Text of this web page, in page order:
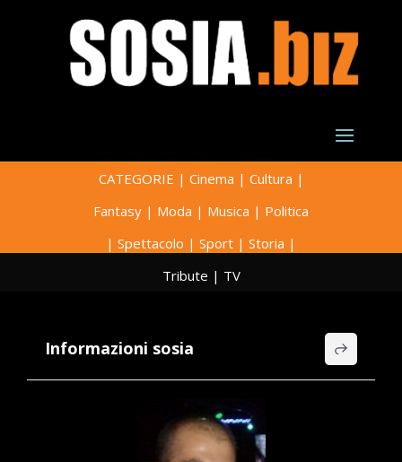
CATEGORIE | Cinema | Cultura |
Fantasy | Moda | Musica | Politica
| Spettacolo | Sport | Storia |
Tribute | TV
Informazioni sosia